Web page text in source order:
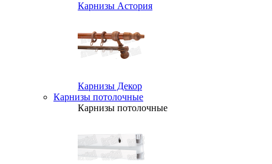
Карнизы Астория
Карнизы Декор
Карнизы потолочные
Карнизы потолочные